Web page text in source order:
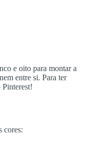
e oito para montar a
entre si. Para ter
Pinterest!
cores: